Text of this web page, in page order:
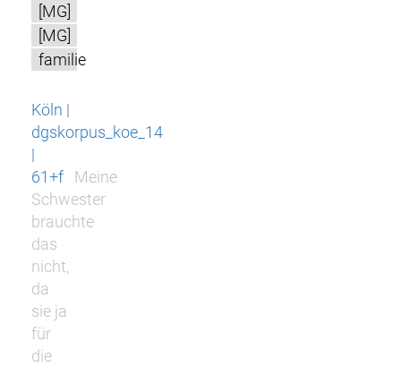
[MG]
[MG]
familie
Köln |
dgskorpus_koe_14
|
61+f
Meine
Schwester
brauchte
das
nicht,
da
sie ja
für
die